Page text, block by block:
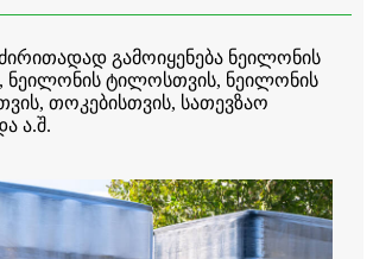
გამოიყენება ნეილონის
ნეილონის ტილოსთვის, ნეილონის
თოკებისთვის, სათევზაო
ა.შ.